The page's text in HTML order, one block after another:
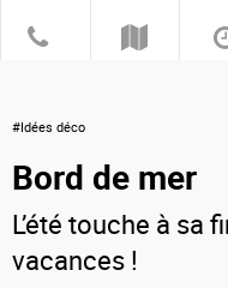
#Idées déco
Bord de mer
L’été touche à sa
vacances !